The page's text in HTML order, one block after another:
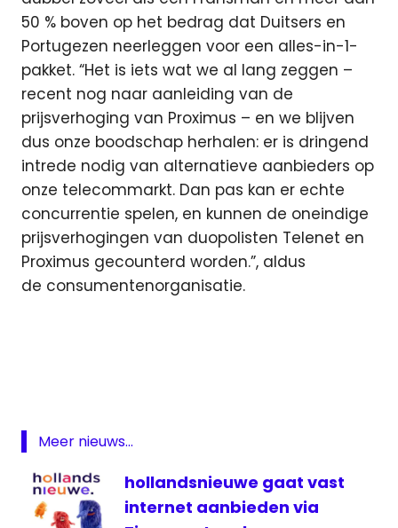
50 % boven op het bedrag dat Duitsers en
Portugezen neerleggen voor een alles-in-1-
pakket. “Het is iets wat we al lang zeggen –
recent nog naar aanleiding van de
prijsverhoging van Proximus – en we blijven
dus onze boodschap herhalen: er is dringend
intrede nodig van alternatieve aanbieders op
onze telecommarkt. Dan pas kan er echte
concurrentie spelen, en kunnen de oneindige
prijsverhogingen van duopolisten Telenet en
Proximus gecounterd worden.”, aldus
de consumentenorganisatie.
Telenet
televisie
Test-
Aankoop
Meer nieuws...
hollandsnieuwe gaat vast
internet aanbieden via